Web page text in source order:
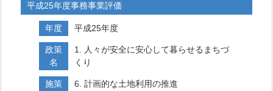
平成25年度事務事業評価
年度 平成25年度
政策
名
1. 人々が安全に安心して暮らせるまちづ
くり
施策
6. 計画的な土地利用の推進